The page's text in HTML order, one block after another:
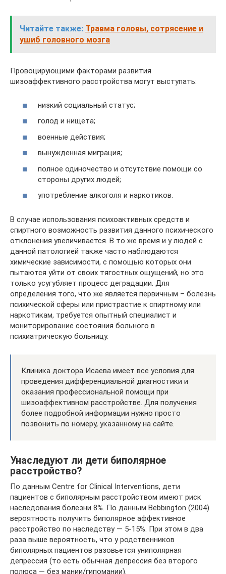
Читайте также: Травма головы, сотрясение и
ушиб головного мозга
Провоцирующими факторами развития
шизоаффективного расстройства могут выступать:
низкий социальный статус;
голод и нищета;
военные действия;
вынужденная миграция;
полное одиночество и отсутствие помощи со
стороны других людей;
употребление алкоголя и наркотиков.
В случае использования психоактивных средств и
спиртного возможность развития данного психического
отклонения увеличивается. В то же время и у людей с
данной патологией также часто наблюдаются
химические зависимости, с помощью которых они
пытаются уйти от своих тягостных ощущений, но это
только усугубляет процесс деградации. Для
определения того, что же является первичным – болезнь
психической сферы или пристрастие к спиртному или
наркотикам, требуется опытный специалист и
мониторирование состояния больного в
психиатрическую больницу.
Клиника доктора Исаева имеет все условия для
проведения дифференциальной диагностики и
оказания профессиональной помощи при
шизоаффективном расстройстве. Для получения
более подробной информации нужно просто
позвонить по номеру, указанному на сайте.
Унаследуют ли дети биполярное
расстройство?
По данным Centre for Clinical Interventions, дети
пациентов с биполярным расстройством имеют риск
наследования болезни 8%. По данным Bebbington (2004)
вероятность получить биполярное аффективное
расстройство по наследству — 5-15%. При этом в два
раза выше вероятность, что у родственников
биполярных пациентов разовьется униполярная
депрессия (то есть обычная депрессия без второго
полюса — без мании/гипомании).